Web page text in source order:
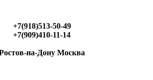
+7(918)513-50-49
+7(909)410-11-14
на-Дону Москва